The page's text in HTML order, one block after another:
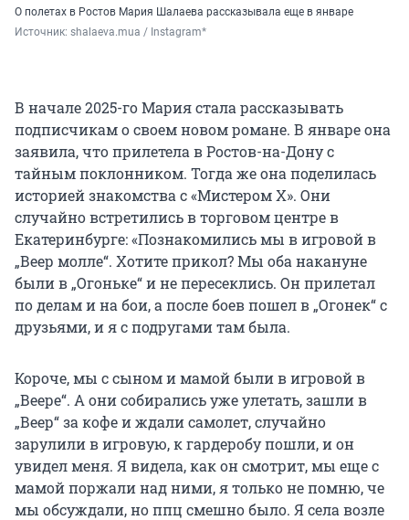
О полетах в Ростов Мария Шалаева рассказывала еще в январе
Источник: shalaeva.mua / Instagram*
В начале 2025-го Мария стала рассказывать
подписчикам о своем новом романе. В январе она
заявила, что прилетела в Ростов-на-Дону с
тайным поклонником. Тогда же она поделилась
историей знакомства с «Мистером Х». Они
случайно встретились в торговом центре в
Екатеринбурге: «Познакомились мы в игровой в
„Веер молле“. Хотите прикол? Мы оба накануне
были в „Огоньке“ и не пересеклись. Он прилетал
по делам и на бои, а после боев пошел в „Огонек“ с
друзьями, и я с подругами там была.
Короче, мы с сыном и мамой были в игровой в
„Веере“. А они собирались уже улетать, зашли в
„Веер“за кофе и ждали самолет, случайно
зарулили в игровую, к гардеробу пошли, и он
увидел меня. Я видела, как он смотрит, мы еще с
мамой поржали над ними, я только не помню, че
мы обсуждали, но ппц смешно было. Я села возле